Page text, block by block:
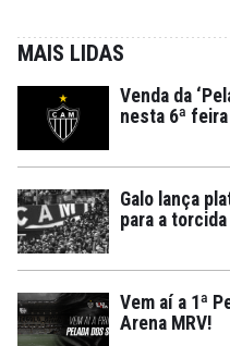
MAIS LIDAS
Venda da
nesta 6ª feira
Galo lança
para a torcida
Vem aí a 1ª
Arena MRV!